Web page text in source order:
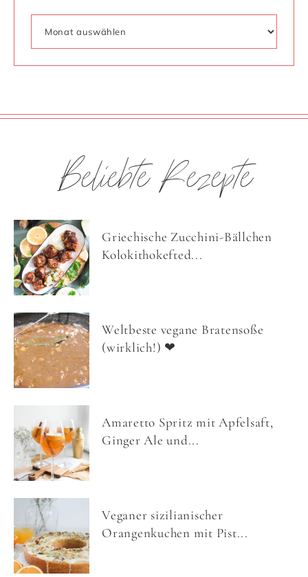
Beliebte Rezepte
Griechische Zucchini-Bällchen
Kolokithokefted...
Weltbeste vegane Bratensoße
(wirklich!) ❤
Amaretto Spritz mit Apfelsaft,
Ginger Ale und...
Veganer sizilianischer
Orangenkuchen mit Pist...